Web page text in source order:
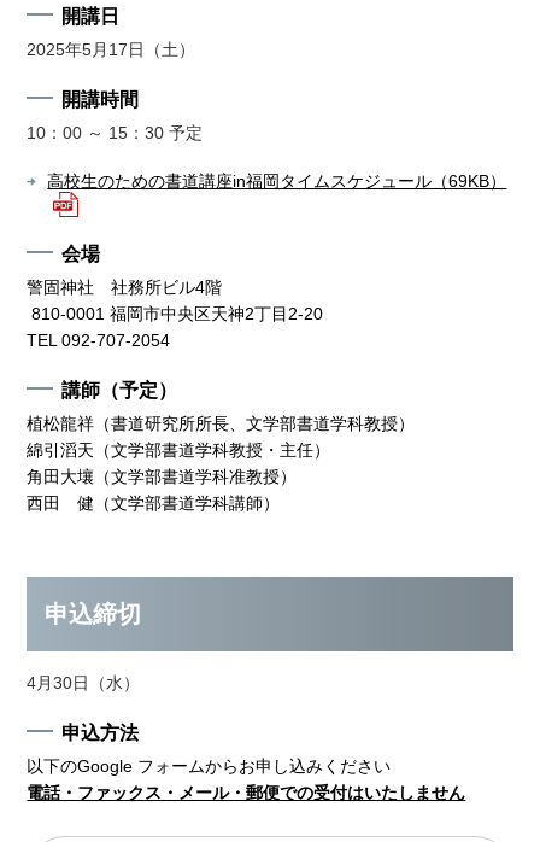
開講日
2025年5月17日（土）
開講時間
10：00 ～ 15：30 予定
高校生のための書道講座in福岡タイムスケジュール（69KB）
会場
警固神社 社務所ビル4階
810-0001 福岡市中央区天神2丁目2-20
TEL 092-707-2054
講師（予定）
植松龍祥（書道研究所所長、文学部書道学科教授）
綿引滔天（文学部書道学科教授・主任）
角田大壤（文学部書道学科准教授）
西田 健（文学部書道学科講師）
申込締切
4月30日（水）
申込方法
以下のGoogle フォームからお申し込みください
電話・ファックス・メール・郵便での受付はいたしません